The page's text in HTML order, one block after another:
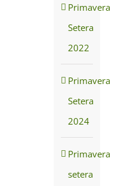
Primavera
Setera
2022
Primavera
Setera
2024
Primavera
setera